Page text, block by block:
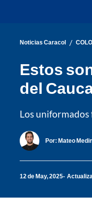
Noticias Caracol /
Estos
del
Los uniformados
Por: Mateo
12 de May, 2025